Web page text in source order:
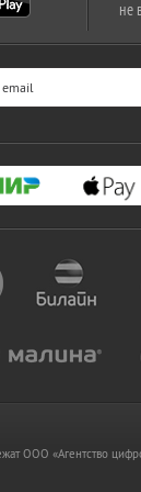
не
OOO «Агентство